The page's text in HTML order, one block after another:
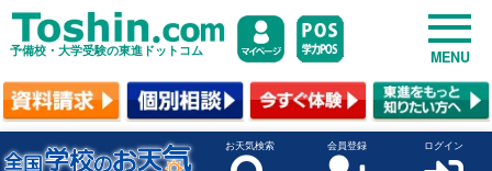
予備校・大学受験の東進ドットコム MENU
お天気検索 会員登録 ログイン